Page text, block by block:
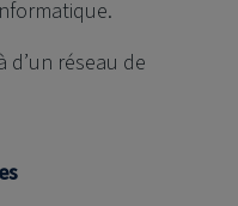
d’un réseau de